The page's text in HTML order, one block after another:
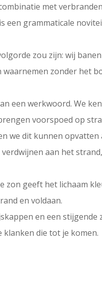
met
grammaticale
zou zijn: wij
zonder het
een werkwoord. We
voorspoed op
we dit kunnen
aan het
zon geeft het lichaam
en voldaan.
en een stijgende
die tot je komen.